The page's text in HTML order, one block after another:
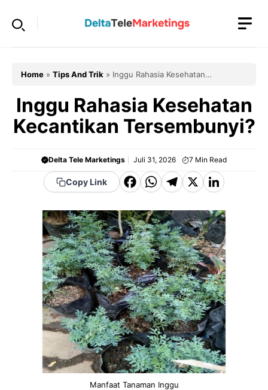
Home » Tips And Trik » Inggu Rahasia Kesehatan
Inggu Rahasia Kesehatan
Kecantikan Tersembunyi?
Delta Tele Marketings Juli 31, 2026 7 Min Read
Copy Link
F
c
e
b
o
o
k
W
a
t
s
A
p
p
T
e
g
r
a
m
X Li
k
e
d
In
Manfaat Tanaman Inggu